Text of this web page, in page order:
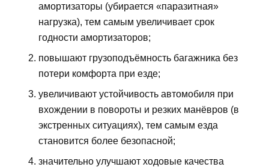
амортизаторы (убирается «паразитная»
нагрузка), тем самым увеличивает срок
годности амортизаторов;
повышают грузоподъёмность багажника без
потери комфорта при езде;
увеличивают устойчивость автомобиля при
вхождении в повороты и резких манёвров (в
экстренных ситуациях), тем самым езда
становится более безопасной;
значительно улучшают ходовые качества